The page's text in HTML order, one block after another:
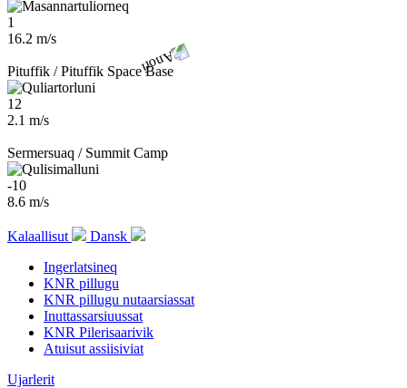
1
16.2 m/s
Pituffik / Pituffik Space Base
12
2.1 m/s
Sermersuaq / Summit Camp
-10
8.6 m/s
Kalaallisut
Dansk
Ingerlatsineq
KNR pillugu
KNR pillugu nutaarsiassat
Inuttassarsiuussat
KNR Pilerisaarivik
Atuisut assiisiviat
Ujarlerit